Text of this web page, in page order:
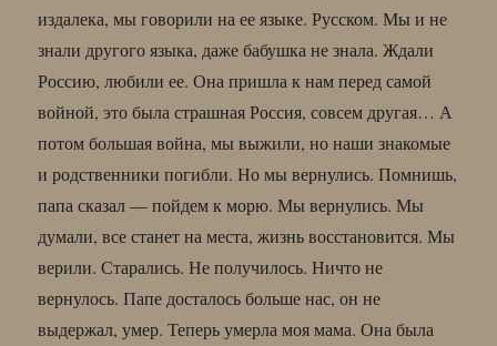
издалека, мы говорили на ее языке. Русском. Мы и не
знали другого языка, даже бабушка не знала. Ждали
Россию, любили ее. Она пришла к нам перед самой
войной, это была страшная Россия, совсем другая… А
потом большая война, мы выжили, но наши знакомые
и родственники погибли. Но мы вернулись. Помнишь,
папа сказал — пойдем к морю. Мы вернулись. Мы
думали, все станет на места, жизнь восстановится. Мы
верили. Старались. Не получилось. Ничто не
вернулось. Папе досталось больше нас, он не
выдержал, умер. Теперь умерла моя мама. Она была